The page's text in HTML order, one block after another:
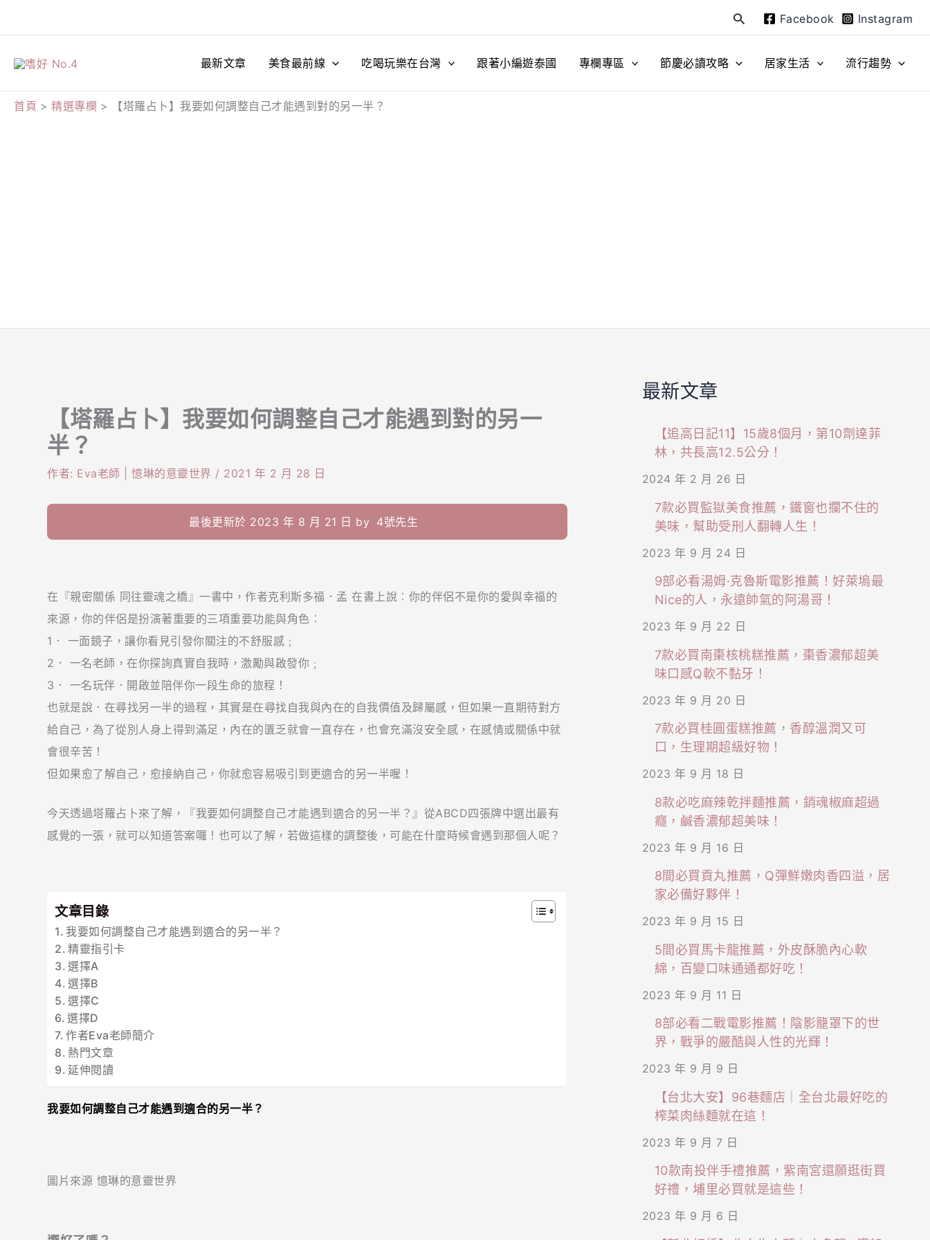
至
搜
尋
Facebook Instagram
最新文章 美食最前線 吃喝玩樂在台灣 跟著小編遊泰國 專欄專區 節慶必讀攻略 居家生活 流行趨勢
首頁 精選專欄 【塔羅占卜】我要如何調整自己才能遇到對的另一半？
【塔羅占卜】我要如何調整自己才能遇到對的另一
半？
作者: Eva老師 | 憶琳的意靈世界 / 2021 年 2 月 28 日
最後更新於 2023 年 8 月 21 日 by 4號先生
在『親密關係 同往靈魂之橋』一書中，作者克利斯多福．孟 在書上說︰你的伴侶不是你的愛與幸福的
來源，你的伴侶是扮演著重要的三項重要功能與角色︰
1． 一面鏡子，讓你看見引發你關注的不舒服感﹔
2． 一名老師，在你探詢真實自我時，激勵與啟發你﹔
3． 一名玩伴．開啟並陪伴你一段生命的旅程！
也就是說．在尋找另一半的過程，其實是在尋找自我與內在的自我價值及歸屬感，但如果一直期待對方
給自己，為了從別人身上得到滿足，內在的匱乏就會一直存在，也會充滿沒安全感，在感情或關係中就
會很辛苦！
但如果愈了解自己，愈接納自己，你就愈容易吸引到更適合的另一半喔！
今天透過塔羅占卜來了解，『我要如何調整自己才能遇到適合的另一半？』從ABCD四張牌中選出最有
感覺的一張，就可以知道答案囉！也可以了解，若做這樣的調整後，可能在什麼時候會遇到那個人呢？
文章目錄
我要如何調整自己才能遇到適合的另一半？
精靈指引卡
選擇A
選擇B
選擇C
選擇D
作者Eva老師簡介
熱門文章
延伸閱讀
我要如何調整自己才能遇到適合的另一半？
圖片來源 憶琳的意靈世界
最新文章
【追高日記11】15歲8個月，第10劑達菲
林，共長高12.5公分！
2024 年 2 月 26 日
7款必買監獄美食推薦，鐵窗也攔不住的
美味，幫助受刑人翻轉人生！
2023 年 9 月 24 日
9部必看湯姆·克魯斯電影推薦！好萊塢最
Nice的人，永遠帥氣的阿湯哥！
2023 年 9 月 22 日
7款必買南棗核桃糕推薦，棗香濃郁超美
味口感Q軟不黏牙！
2023 年 9 月 20 日
7款必買桂圓蛋糕推薦，香醇溫潤又可
口，生理期超級好物！
2023 年 9 月 18 日
8款必吃麻辣乾拌麵推薦，銷魂椒麻超過
癮，鹹香濃郁超美味！
2023 年 9 月 16 日
8間必買貢丸推薦，Q彈鮮嫩肉香四溢，居
家必備好夥伴！
2023 年 9 月 15 日
5間必買馬卡龍推薦，外皮酥脆內心軟
綿，百變口味通通都好吃！
2023 年 9 月 11 日
8部必看二戰電影推薦！陰影籠罩下的世
界，戰爭的嚴酷與人性的光輝！
2023 年 9 月 9 日
【台北大安】96巷麵店｜全台北最好吃的
榨菜肉絲麵就在這！
2023 年 9 月 7 日
10款南投伴手禮推薦，紫南宮還願逛街買
好禮，埔里必買就是這些！
2023 年 9 月 6 日